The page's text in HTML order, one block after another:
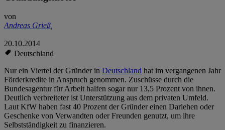
von
Andreas Grieß,
20.10.2014
Deutschland
Nur ein Viertel der Gründer in Deutschland hat im vergangenen Jahr
Förderkredite in Anspruch genommen. Zuschüsse durch die
Bundesagentur für Arbeit halfen sogar nur 13,5 Prozent von ihnen.
Deutlich verbreiteter ist Unterstützung aus dem privaten Umfeld.
Laut KfW haben fast 40 Prozent der Gründer einen Darlehen oder
Geschenke von Verwandten oder Freunden genutzt, um ihre
Selbstständigkeit zu finanzieren.